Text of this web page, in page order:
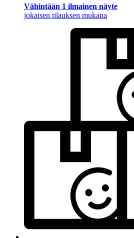
Vähintään 1 ilmainen näyte
jokaisen tilauksen mukana